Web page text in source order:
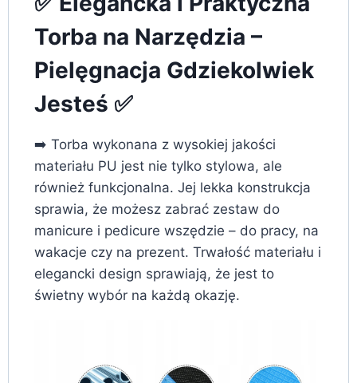
Torba na Narzędzia –
Pielęgnacja Gdziekolwiek
Jesteś ✅
➡️ Torba wykonana z wysokiej jakości
materiału PU jest nie tylko stylowa, ale
również funkcjonalna. Jej lekka konstrukcja
sprawia, że możesz zabrać zestaw do
manicure i pedicure wszędzie – do pracy, na
wakacje czy na prezent. Trwałość materiału i
elegancki design sprawiają, że jest to
świetny wybór na każdą okazję.